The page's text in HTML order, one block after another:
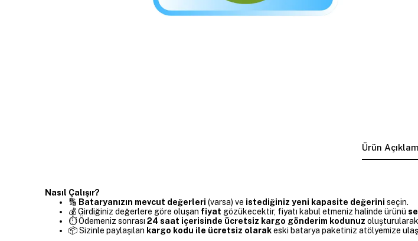
Ürün
Nasıl Çalışır?
🔢 Bataryanızın mevcut değerleri (varsa) ve istediğiniz yeni kapasite değerini seçin.
💰 Girdiğiniz değerlere göre oluşan fiyat gözükecektir, fiyatı kabul etmeniz halinde ürünü
⏱️ Ödemeniz sonrası 24 saat içerisinde ücretsiz kargo gönderim kodunuz oluşturularak
📦 Sizinle paylaşılan kargo kodu ile ücretsiz olarakeski batarya paketiniz atölyemize